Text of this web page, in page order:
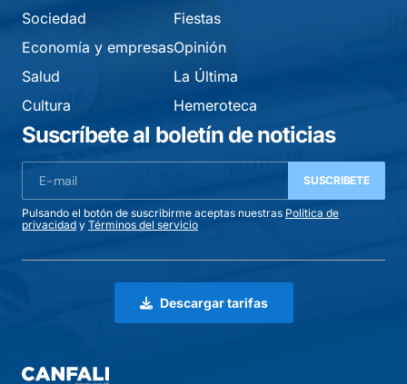
Sociedad
Economía y empresas
Salud
Cultura
Fiestas
Opinión
La Última
Hemeroteca
Suscríbete al boletín de noticias
SUSCRIBETE
Pulsando el botón de suscribirme aceptas nuestras Política de
privacidad y Términos del servicio
Descargar tarifas